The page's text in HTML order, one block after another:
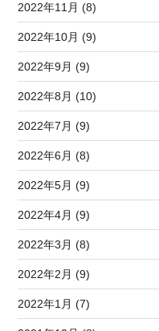
2022年11月 (8)
2022年10月 (9)
2022年9月 (9)
2022年8月 (10)
2022年7月 (9)
2022年6月 (8)
2022年5月 (9)
2022年4月 (9)
2022年3月 (8)
2022年2月 (9)
2022年1月 (7)